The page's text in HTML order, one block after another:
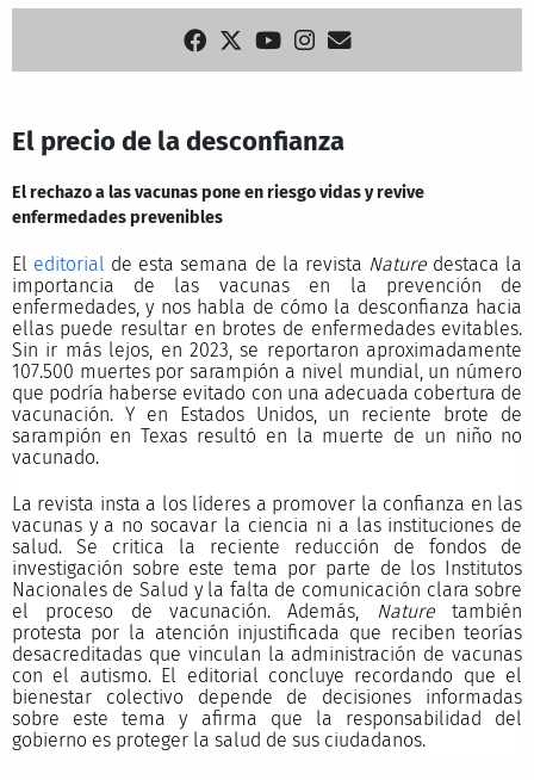
El precio de la desconfianza
El rechazo a las vacunas pone en riesgo vidas y revive
enfermedades prevenibles
El editorial de esta semana de la revista Naturedestaca la
importancia de las vacunas en la prevención de
enfermedades, y nos habla de cómo la desconfianza hacia
ellas puede resultar en brotes de enfermedades evitables.
Sin ir más lejos, en 2023, se reportaron aproximadamente
107.500 muertes por sarampión a nivel mundial, un número
que podría haberse evitado con una adecuada cobertura de
vacunación. Y en Estados Unidos, un reciente brote de
sarampión en Texas resultó en la muerte de un niño no
vacunado.
La revista insta a los líderes a promover la confianza en las
vacunas y a no socavar la ciencia ni a las instituciones de
salud. Se critica la reciente reducción de fondos de
investigación sobre este tema por parte de los Institutos
Nacionales de Salud y la falta de comunicación clara sobre
el proceso de vacunación. Además,
Naturetambién
protesta por la atención injustificada que reciben teorías
desacreditadas que vinculan la administración de vacunas
con el autismo. El editorial concluye recordando que el
bienestar colectivo depende de decisiones informadas
sobre este tema y afirma que la responsabilidad del
gobierno es proteger la salud de sus ciudadanos.